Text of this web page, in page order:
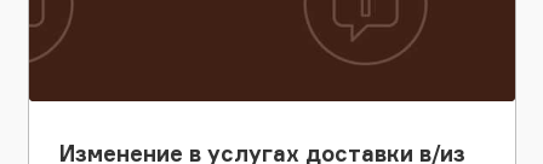
Изменение в услугах доставки в/из